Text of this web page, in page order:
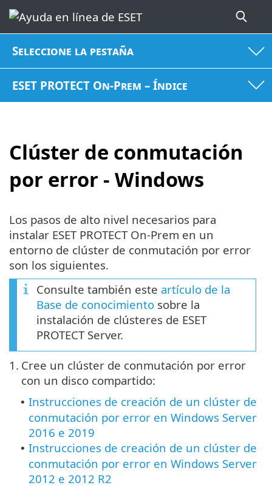
Seleccione la pestaña
ESET PROTECT On-Prem – Índice
Clúster de conmutación
por error - Windows
Los pasos de alto nivel necesarios para
instalar ESET PROTECT On-Prem en un
entorno de clúster de conmutación por error
son los siguientes.
Consulte también este artículo de la
Base de conocimiento sobre la
instalación de clústeres de ESET
PROTECT Server.
1. Cree un clúster de conmutación por error
con un disco compartido:
• Instrucciones de creación de un clúster de
conmutación por error en Windows Server
2016 e 2019
• Instrucciones de creación de un clúster de
conmutación por error en Windows Server
2012 e 2012 R2